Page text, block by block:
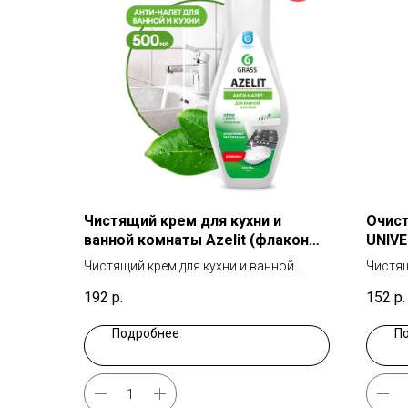
Чистящий крем для кухни и
ванной комнаты Azelit (флакон
500 мл)
Чистящий крем для кухни и ванной
192 р.
Подробнее
152 р.